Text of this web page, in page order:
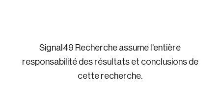
Signal49 Recherche assume l’entière
responsabilité des résultats et conclusions de
cette recherche.